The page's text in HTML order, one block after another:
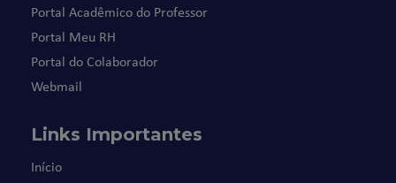
Portal Acadêmico do Professor
Portal Meu RH
Portal do Colaborador
Webmail
Links Importantes
Início